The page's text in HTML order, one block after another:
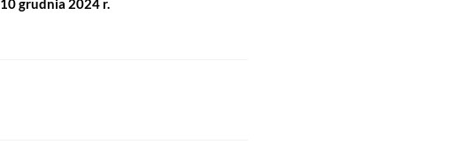
grudnia 2024 r.